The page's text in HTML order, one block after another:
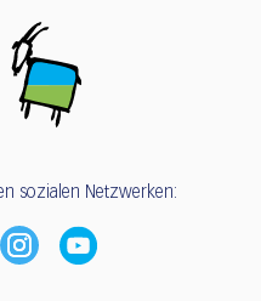
sozialen Netzwerken: